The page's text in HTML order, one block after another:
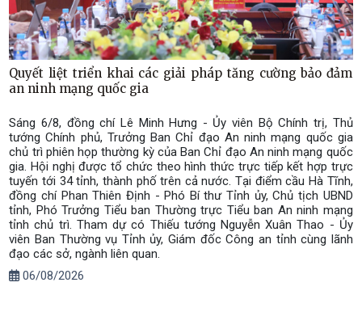
Quyết liệt triển khai các giải pháp tăng cường bảo đảm
an ninh mạng quốc gia
Sáng 6/8, đồng chí Lê Minh Hưng - Ủy viên Bộ Chính trị, Thủ
tướng Chính phủ, Trưởng Ban Chỉ đạo An ninh mạng quốc gia
chủ trì phiên họp thường kỳ của Ban Chỉ đạo An ninh mạng quốc
gia. Hội nghị được tổ chức theo hình thức trực tiếp kết hợp trực
tuyến tới 34 tỉnh, thành phố trên cả nước. Tại điểm cầu Hà Tĩnh,
đồng chí Phan Thiên Định - Phó Bí thư Tỉnh ủy, Chủ tịch UBND
tỉnh, Phó Trưởng Tiểu ban Thường trực Tiểu ban An ninh mạng
tỉnh chủ trì. Tham dự có Thiếu tướng Nguyễn Xuân Thao - Ủy
viên Ban Thường vụ Tỉnh ủy, Giám đốc Công an tỉnh cùng lãnh
đạo các sở, ngành liên quan.
06/08/2026